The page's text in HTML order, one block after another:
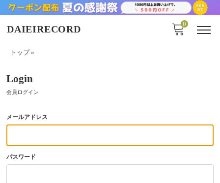
DAIEIRECORD 0
トップ»
Login
会員ログイン
メールアドレス
パスワード